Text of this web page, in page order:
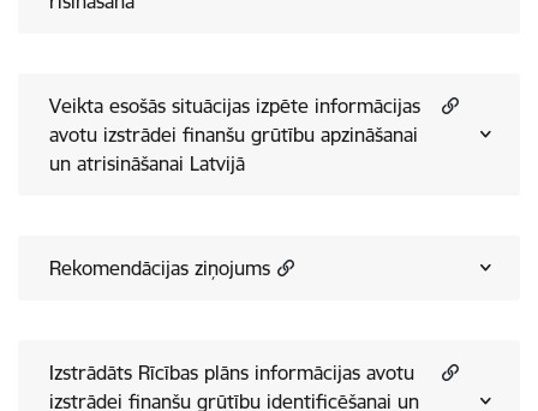
Veikta esošās situācijas izpēte informācijas
avotu izstrādei finanšu grūtību apzināšanai
un atrisināšanai Latvijā
Rekomendācijas ziņojums
Izstrādāts Rīcības plāns informācijas avotu
izstrādei finanšu grūtību identificēšanai un